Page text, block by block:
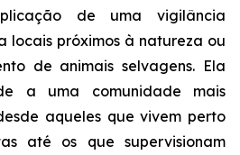
de uma vigilância
locais próximos à natureza ou
de animais selvagens. Ela
a uma comunidade mais
aqueles que vivem perto
até os que supervisionam